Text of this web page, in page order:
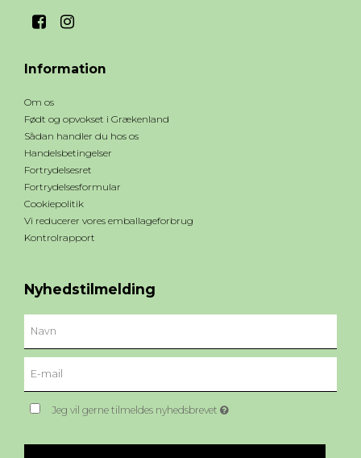
Information
Om os
Født og opvokset i Grækenland
Sådan handler du hos os
Handelsbetingelser
Fortrydelsesret
Fortrydelsesformular
Cookiepolitik
Vi reducerer vores emballageforbrug
Kontrolrapport
Nyhedstilmelding
Jeg vil gerne tilmeldes nyhedsbrevet